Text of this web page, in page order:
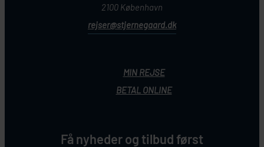
2100 København
rejser@stjernegaard.dk
MIN REJSE
BETAL ONLINE
Få nyheder og tilbud først